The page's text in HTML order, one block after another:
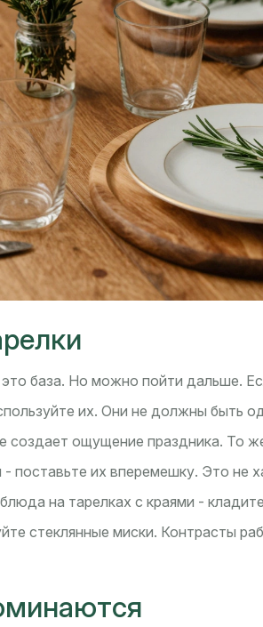
база. Но можно пойти дальше.
их. Они не должны быть
создает ощущение праздника. То
поставьте их вперемешку. Это не
на тарелках с краями -
стеклянные миски. Контрасты